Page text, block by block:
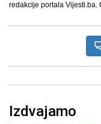
redakcije portala Vijesti.ba.
Izdvajamo